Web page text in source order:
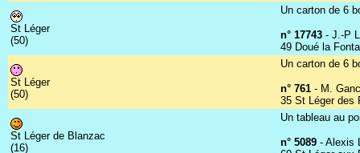
St Léger
(50)
Un carton de 6
n° 17743 - J.-P
49 Doué la
St Léger
(50)
Un carton de 6
n° 761 - M.
35 St Léger des
St Léger de Blanzac
(16)
Un tableau au
n° 5089 - Alexis